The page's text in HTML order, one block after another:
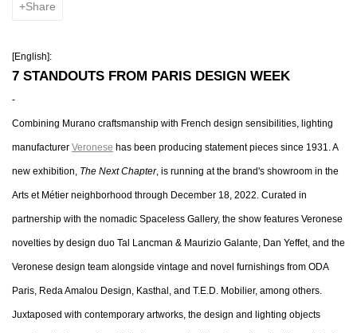
Share
[English]:
7 STANDOUTS FROM PARIS DESIGN WEEK
-
Combining Murano craftsmanship with French design sensibilities, lighting
manufacturer Veronese has been producing statement pieces since 1931. A
new exhibition, The Next Chapter, is running at the brand's showroom in the
Arts et Métier neighborhood through December 18, 2022. Curated in
partnership with the nomadic Spaceless Gallery, the show features Veronese
novelties by design duo Tal Lancman & Maurizio Galante, Dan Yeffet, and the
Veronese design team alongside vintage and novel furnishings from ODA
Paris, Reda Amalou Design, Kasthal, and T.E.D. Mobilier, among others.
Juxtaposed with contemporary artworks, the design and lighting objects